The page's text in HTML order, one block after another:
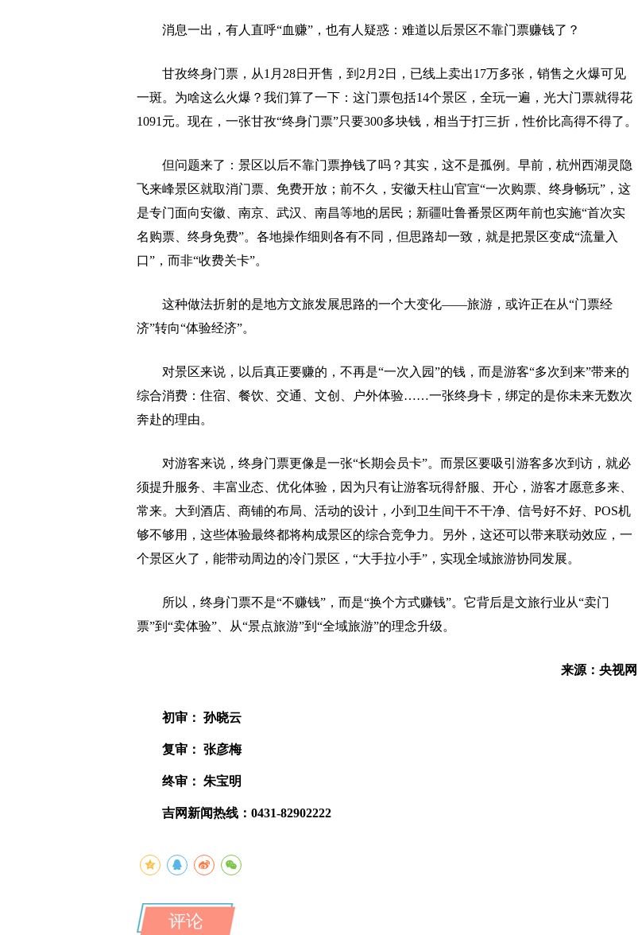
消息一出，有人直呼“血赚”，也有人疑惑：难道以后景区不靠门票赚钱了？
甘孜终身门票，从1月28日开售，到2月2日，已线上卖出17万多张，销售之火爆可见
一斑。为啥这么火爆？我们算了一下：这门票包括14个景区，全玩一遍，光大门票就得花
1091元。现在，一张甘孜“终身门票”只要300多块钱，相当于打三折，性价比高得不得了。
但问题来了：景区以后不靠门票挣钱了吗？其实，这不是孤例。早前，杭州西湖灵隐
飞来峰景区就取消门票、免费开放；前不久，安徽天柱山官宣“一次购票、终身畅玩”，这
是专门面向安徽、南京、武汉、南昌等地的居民；新疆吐鲁番景区两年前也实施“首次实
名购票、终身免费”。各地操作细则各有不同，但思路却一致，就是把景区变成“流量入
口”，而非“收费关卡”。
这种做法折射的是地方文旅发展思路的一个大变化——旅游，或许正在从“门票经
济”转向“体验经济”。
对景区来说，以后真正要赚的，不再是“一次入园”的钱，而是游客“多次到来”带来的
综合消费：住宿、餐饮、交通、文创、户外体验……一张终身卡，绑定的是你未来无数次
奔赴的理由。
对游客来说，终身门票更像是一张“长期会员卡”。而景区要吸引游客多次到访，就必
须提升服务、丰富业态、优化体验，因为只有让游客玩得舒服、开心，游客才愿意多来、
常来。大到酒店、商铺的布局、活动的设计，小到卫生间干不干净、信号好不好、POS机
够不够用，这些体验最终都将构成景区的综合竞争力。另外，这还可以带来联动效应，一
个景区火了，能带动周边的冷门景区，“大手拉小手”，实现全域旅游协同发展。
所以，终身门票不是“不赚钱”，而是“换个方式赚钱”。它背后是文旅行业从“卖门
票”到“卖体验”、从“景点旅游”到“全域旅游”的理念升级。
来源：央视网
初审： 孙晓云
复审： 张彦梅
终审： 朱宝明
吉网新闻热线：0431-82902222
评论